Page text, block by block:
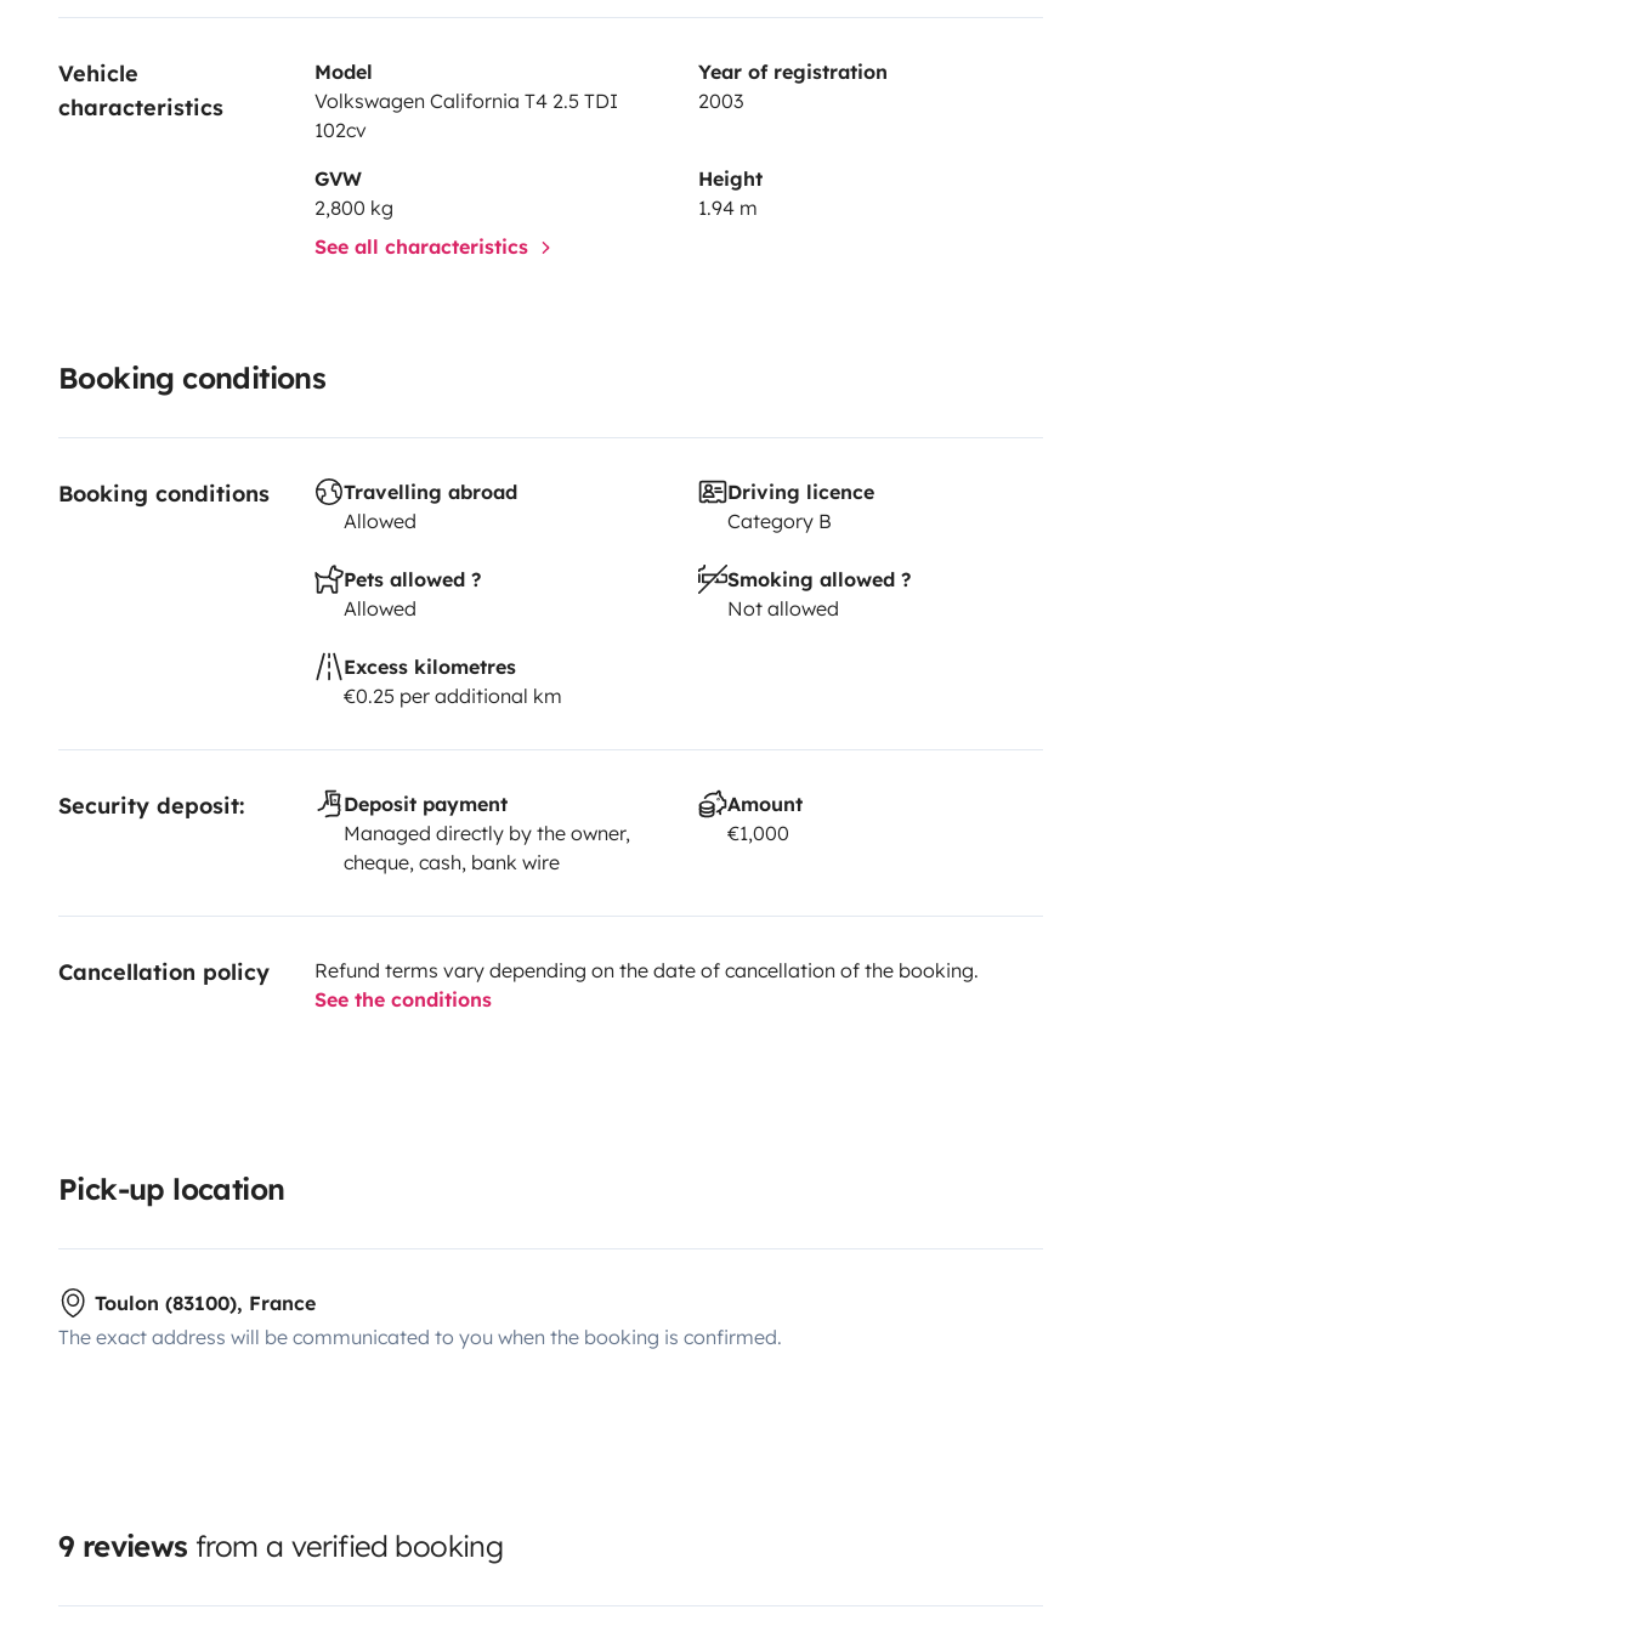
- auvent (50 euros / semaine ) ,
- guitare ( 5 euros /semaine ),
Vehicle
characteristics
Model
Volkswagen California T4 2.5 TDI
102cv
Year of registration
2003
GVW
2,800 kg
Height
1.94 m
See all characteristics
Booking conditions
Booking conditions
Travelling abroad
Allowed
Driving licence
Category B
Pets allowed ?
Allowed
Smoking allowed ?
Not allowed
Excess kilometres
€0.25 per additional km
Security deposit:
Deposit payment
Managed directly by the owner,
cheque, cash, bank wire
Amount
€1,000
Cancellation policy
Refund terms vary depending on the date of cancellation of the booking.
See the conditions
Pick-up location
Toulon (83100), France
The exact address will be communicated to you when the booking is confirmed.
9 reviews from a verified booking